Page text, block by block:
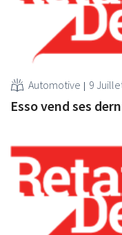
Automotive 9
Esso vend ses